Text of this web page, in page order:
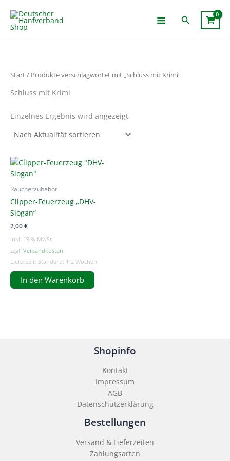
Inhalt
springen
Suchen
Start/ Produkte verschlagwortet mit „Schluss mit Krimi“
Schluss mit Krimi
Einzelnes Ergebnis wird angezeigt
Raucherzubehör
Clipper-Feuerzeug „DHV-
Slogan“
2,00€
inkl. 19 % MwSt.
zzgl. Versandkosten
Lieferzeit: Standard: 1-2 Wochen
In den Warenkorb
Shopinfo
Kontakt
Impressum
AGB
Datenschutzerklärung
Bestellungen
Versand & Lieferzeiten
Zahlungsarten